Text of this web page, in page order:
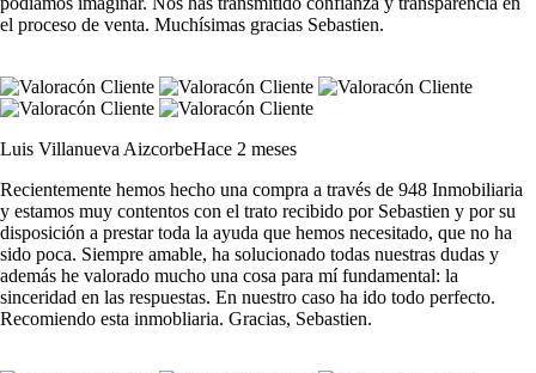
el proceso de venta. Muchísimas gracias Sebastien.
Luis Villanueva AizcorbeHace 2 meses
Recientemente hemos hecho una compra a través de 948 Inmobiliaria
y estamos muy contentos con el trato recibido por Sebastien y por su
disposición a prestar toda la ayuda que hemos necesitado, que no ha
sido poca. Siempre amable, ha solucionado todas nuestras dudas y
además he valorado mucho una cosa para mí fundamental: la
sinceridad en las respuestas. En nuestro caso ha ido todo perfecto.
Recomiendo esta inmobliaria. Gracias, Sebastien.